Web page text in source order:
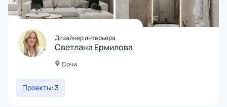
Дизайнер интерьера
Светлана Ермилова
Сочи
Проекты: 3